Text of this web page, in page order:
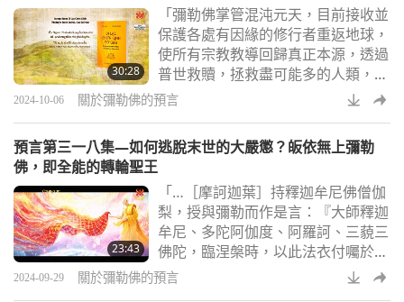
門的我們世界會的會員知曉她的真實
身分已經有一段時間了。然而，直到
二○二四年七月十四日，師父才終於
公開證實她確實是
30:28
「彌勒佛掌管混沌元天，目前接收並
保護各處有因緣的修行者重返地球，
使所有宗教教導回歸真正本源，透過
普世救贖，拯救盡可能多的人類，殊
勝輝煌的盛會將決定誰能成佛。將所
有宗教合而為一。根據功德舉行考
壞人轉變為好人，保護有情眾生的生
量。」在許多現代預言家中，巴西朱
瑟里諾‧達‧盧斯的預言被公認為是準
確的。他預言了一九九七年，印尼蘇
門答臘的毀滅性地震，
2024-10-06 關於彌勒佛的預言
預言第三一八集—如何逃脫末世的大嚴懲？皈依無上彌勒
佛，即全能的轉輪聖王
23:43
「…［摩訶迦葉］持釋迦牟尼佛僧伽
梨，授與彌勒而作是言：『大師釋迦
牟尼、多陀阿伽度、阿羅訶、三藐三
佛陀，臨涅槃時，以此法衣付囑於
我，令奉世尊。』」正如我們從前幾
集節目中所獲悉的，釋迦牟尼佛（純
2024-09-29 關於彌勒佛的預言